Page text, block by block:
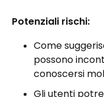
Potenziali rischi:
Come
possono
conoscersi
Gli utenti